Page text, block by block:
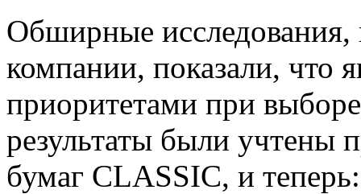
Обширные исследования,
компании, показали, что
приоритетами при
результаты были учтены
бумаг CLASSIC, и теперь: